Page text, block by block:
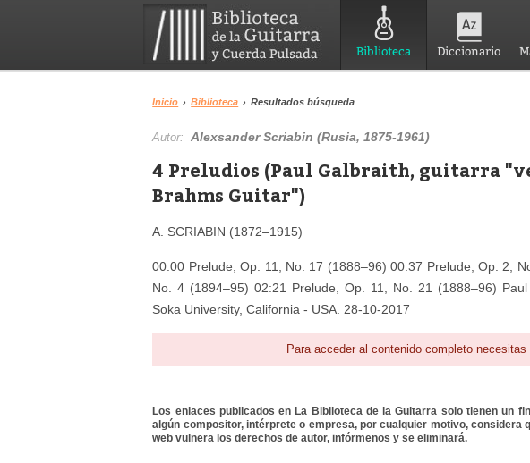
Biblioteca Diccionario
Inicio › Biblioteca › Resultados búsqueda
Autor:Alexsander Scriabin (Rusia, 1875-1961)
4 Preludios (Paul Galbraith, guitarra
Brahms Guitar")
A. SCRIABIN (1872–1915)
00:00 Prelude, Op. 11, No. 17 (1888–96) 00:37 Prelude, Op. 2,
No. 4 (1894–95) 02:21 Prelude, Op. 11, No. 21 (1888–96)
Soka University, California - USA. 28-10-2017
Para acceder al contenido completo
Los enlaces publicados en La Biblioteca de la Guitarra solo tienen un
algún compositor, intérprete o empresa, por cualquier motivo, considera
web vulnera los derechos de autor, infórmenos y se eliminará.